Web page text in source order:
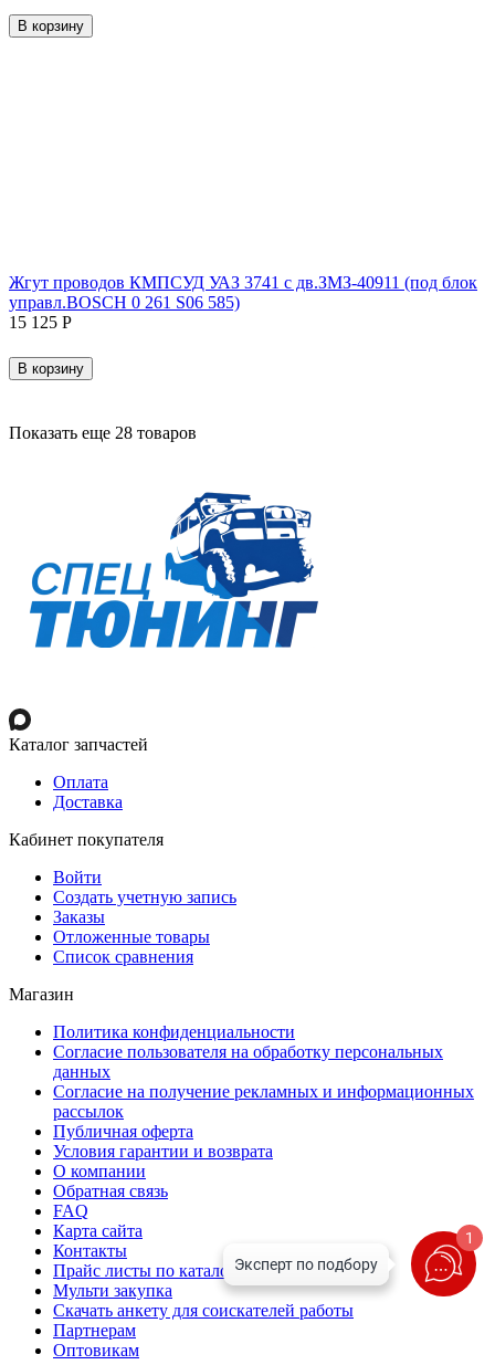
В корзину
Жгут проводов КМПСУД УАЗ 3741 с дв.ЗМЗ-40911 (под блок
управл.BOSCH 0 261 S06 585)
15 125 Р
В корзину
Показать еще 28 товаров
Каталог запчастей
Оплата
Доставка
Кабинет покупателя
Войти
Создать учетную запись
Заказы
Отложенные товары
Список сравнения
Магазин
Политика конфиденциальности
Согласие пользователя на обработку персональных
данных
Согласие на получение рекламных и информационных
рассылок
Публичная оферта
Условия гарантии и возврата
О компании
Обратная связь
FAQ
Карта сайта
Контакты
Прайс листы по каталогу
Мульти закупка
Скачать анкету для соискателей работы
Партнерам
Оптовикам
1